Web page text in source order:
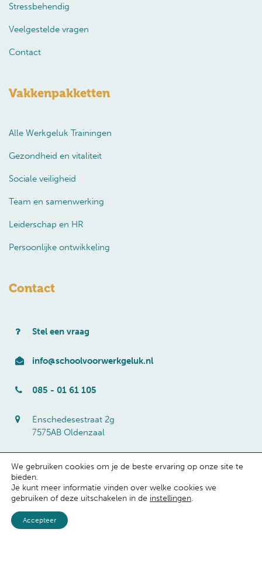
Stressbehendig
Veelgestelde vragen
Contact
Vakkenpakketten
Alle Werkgeluk Trainingen
Gezondheid en vitaliteit
Sociale veiligheid
Team en samenwerking
Leiderschap en HR
Persoonlijke ontwikkeling
Contact
Stel een vraag
info@schoolvoorwerkgeluk.nl
085 - 01 61 105
Enschedesestraat 2g
7575AB Oldenzaal
School voor Werkgeluk © 2026 -
We gebruiken cookies om je de beste ervaring op onze site te
bieden.
Je kunt meer informatie vinden over welke cookies we
gebruiken of deze uitschakelen in de instellingen.
Accepteer